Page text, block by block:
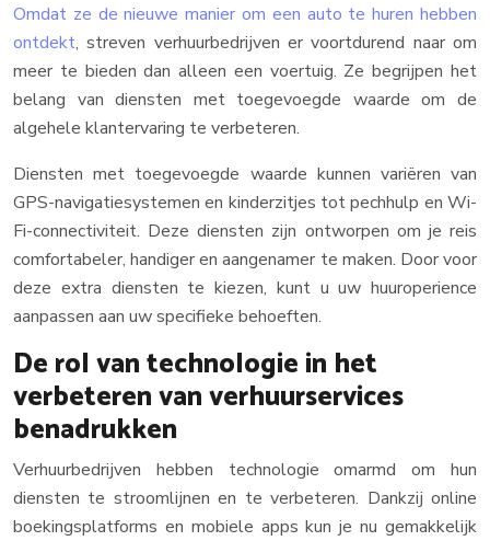
Omdat ze de nieuwe manier om een auto te huren hebben
ontdekt, streven verhuurbedrijven er voortdurend naar om
meer te bieden dan alleen een voertuig. Ze begrijpen het
belang van diensten met toegevoegde waarde om de
algehele klantervaring te verbeteren.
Diensten met toegevoegde waarde kunnen variëren van
GPS-navigatiesystemen en kinderzitjes tot pechhulp en Wi-
Fi-connectiviteit. Deze diensten zijn ontworpen om je reis
comfortabeler, handiger en aangenamer te maken. Door voor
deze extra diensten te kiezen, kunt u uw huuroperience
aanpassen aan uw specifieke behoeften.
De rol van technologie in het
verbeteren van verhuurservices
benadrukken
Verhuurbedrijven hebben technologie omarmd om hun
diensten te stroomlijnen en te verbeteren. Dankzij online
boekingsplatforms en mobiele apps kun je nu gemakkelijk